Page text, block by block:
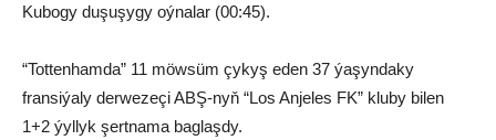
Kubogy duşuşygy oýnalar (00:45).
“Tottenhamda” 11 möwsüm çykyş eden 37 ýaşyndaky
fransiýaly derwezeçi ABŞ-nyň “Los Anjeles FK” kluby bilen
1+2 ýyllyk şertnama baglaşdy.